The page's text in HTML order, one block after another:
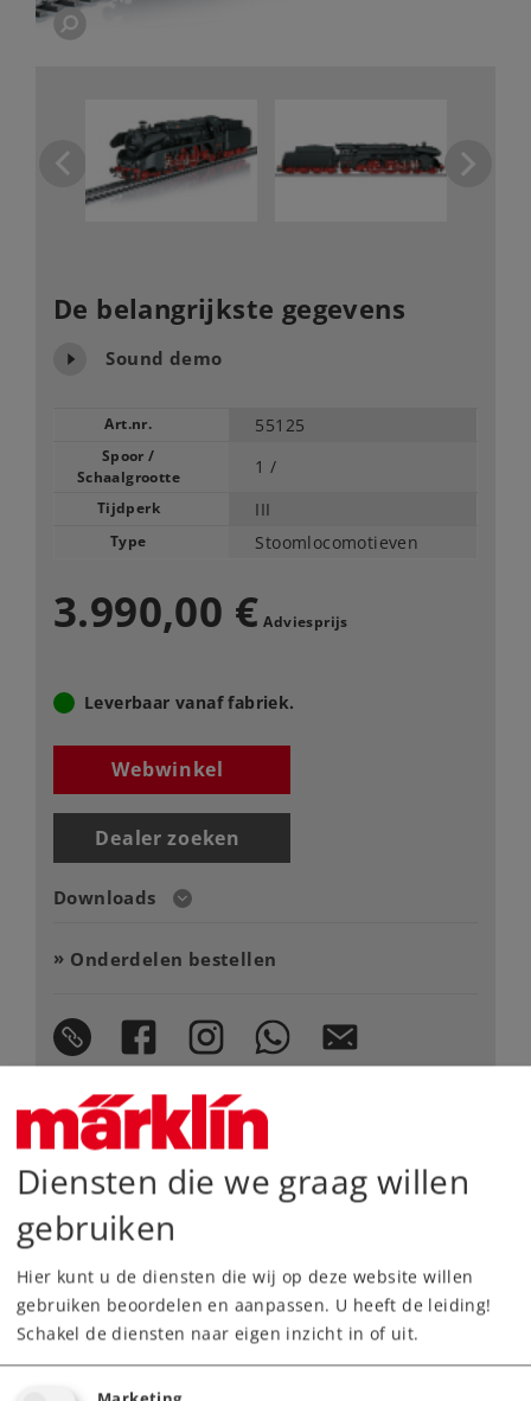
De belangrijkste gegevens
Sound demo
Art.nr. 55125
Spoor /
Schaalgrootte
1 /
Tijdperk III
Type Stoomlocomotieven
3.990,00 € Adviesprijs
Leverbaar vanaf fabriek.
Webwinkel
Dealer zoeken
Downloads
Onderdelen bestellen
Highlights
Volledig nieuw ontworpen model
constructie
Chassis, opbouw, ketel enz. van
zinkspuitgietwerk, los gemonteerde delen van
Diensten die we graag willen
gebruiken
Hier kunt u de diensten die wij op deze website willen
gebruiken beoordelen en aanpassen. U heeft de leiding!
Schakel de diensten naar eigen inzicht in of uit.